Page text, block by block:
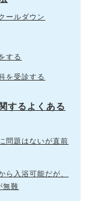
ールダウン
する
を受診する
するよくある
問題はないが直前
入浴可能だが、
無難